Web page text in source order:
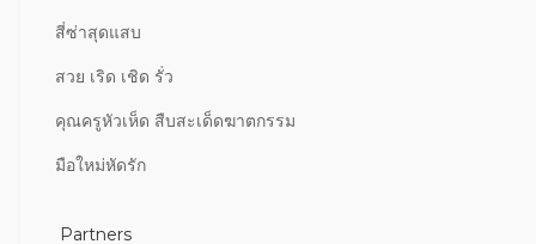
สี่ซ่าสุดแสบ
สวย เริด เชิด รั่ว
คุณครูหัวเห็ด สืบสะเด็ดฆาตกรรม
มือใหม่หัดรัก
Partners